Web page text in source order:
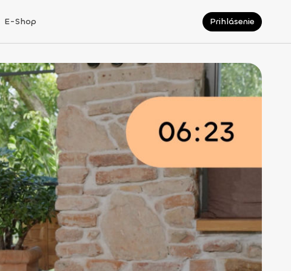
E-Shop Prihlásenie